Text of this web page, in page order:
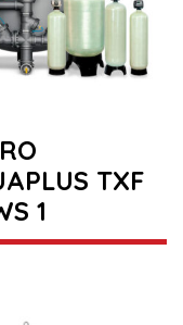
TXF
1